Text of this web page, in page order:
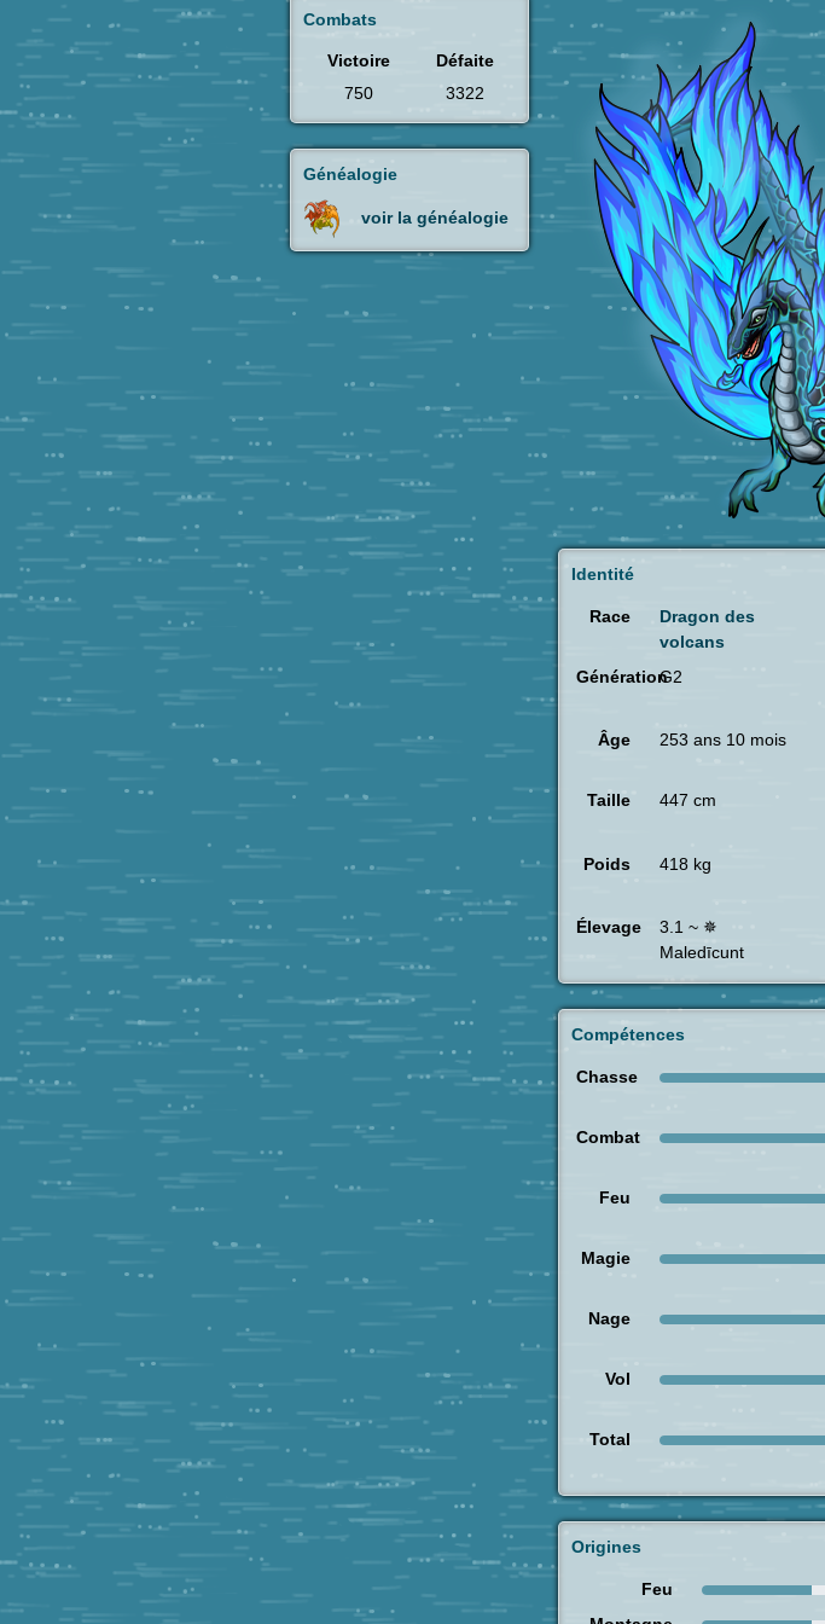
Combats
Victoire
Défaite
750
3322
Généalogie
voir la généalogie
Identité
Race
Dragon des
volcans
GénérationG2
Âge
253 ans 10 mois
Taille 447 cm
Poids
418 kg
Élevage
3.1 ~ ✵
Maledīcunt
Compétences
Chasse
Combat
Feu
Magie
Nage
Vol
Total
Origines
Feu